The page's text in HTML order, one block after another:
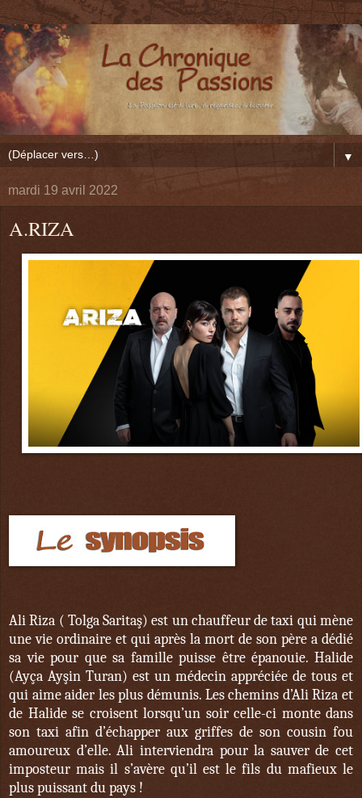
▼
mardi 19 avril 2022
A.RIZA
Ali Riza ( Tolga Saritaş) est un chauffeur de taxi qui mène
une vie ordinaire et qui après la mort de son père a dédié
sa vie pour que sa famille puisse être épanouie. Halide
(Ayça Ayşin Turan) est un médecin appréciée de tous et
qui aime aider les plus démunis. Les chemins d’Ali Riza et
de Halide se croisent lorsqu’un soir celle-ci monte dans
son taxi afin d’échapper aux griffes de son cousin fou
amoureux d’elle. Ali interviendra pour la sauver de cet
imposteur mais il s’avère qu’il est le fils du mafieux le
plus puissant du pays !